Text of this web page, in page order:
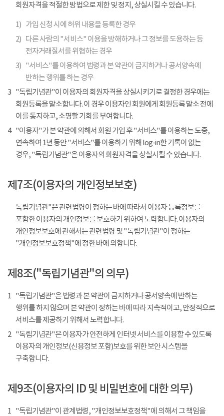
회원자격을 적절한 방법으로 제한 및 정지, 상실시킬 수 있습니다.
1) 가입 신청 시에 허위 내용을 등록한 경우
2) 다른 사람의 "서비스" 이용을 방해하거나 그 정보를 도용하는 등
전자거래질서를 위협하는 경우
3) "서비스"를 이용하여 법령과 본 약관이 금지하거나 공서양속에
반하는 행위를 하는 경우
3 "독립기념관"이 이용자의 회원자격을 상실시키기로 결정한 경우에는
회원등록을 말소합니다. 이 경우 이용자인 회원에게 회원등록 말소 전에
이를 통지하고, 소명할 기회를 부여합니다.
4
"이용자"가 본 약관에 의해서 회원 가입 후 "서비스"를 이용하는 도중,
연속하여 1년 동안 "서비스"를 이용하기 위해 log-in한 기록이 없는
경우, "독립기념관"은 이용자의 회원자격을 상실시킬 수 있습니다.
제7조(이용자의 개인정보보호)
독립기념관"은 관련법령이 정하는 바에 따라서 이용자 등록정보를
포함한 이용자의 개인정보를 보호하기 위하여 노력합니다. 이용자의
개인정보보호에 관해서는 관련법령 및 "독립기념관"이 정하는
"개인정보보호정책"에 정한 바에 의합니다.
제8조("독립기념관"의 의무)
1 "독립기념관"은 법령과 본 약관이 금지하거나 공서양속에 반하는
행위를 하지 않으며 본 약관이 정하는 바에 따라 지속적이고, 안정적으로
서비스를 제공하기 위해서 노력합니다.
2 "독립기념관"은 이용자가 안전하게 인터넷 서비스를 이용할 수 있도록
이용자의 개인정보(신용정보 포함)보호를 위한 보안 시스템을
구축합니다.
제9조(이용자의 ID 및 비밀번호에 대한 의무)
1 "독립기념관"이 관계법령, "개인정보보호정책"에 의해서 그 책임을